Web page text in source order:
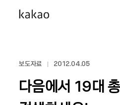
보도자료 2012.04.05
다음에서 19대